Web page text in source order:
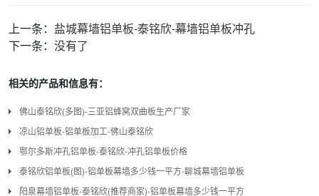
上一条： 盐城幕墙铝单板-泰铭欣-幕墙铝单板冲孔
下一条： 没有了
相关的产品和信息有：
佛山泰铭欣(多图)-三亚铝蜂窝双曲板生产厂家
凉山铝单板-铝单板加工-佛山泰铭欣
鄂尔多斯冲孔铝单板-泰铭欣-冲孔铝单板价格
泰铭欣铝单板(图)-铝单板幕墙多少钱一平方-聊城幕墙铝单板
阳泉幕墙铝单板-泰铭欣(推荐商家)-铝单板幕墙多少钱一平方